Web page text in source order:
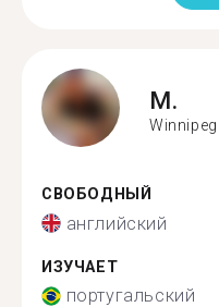
M.
Winnipeg
СВОБОДНЫЙ
английский
ИЗУЧАЕТ
португальский